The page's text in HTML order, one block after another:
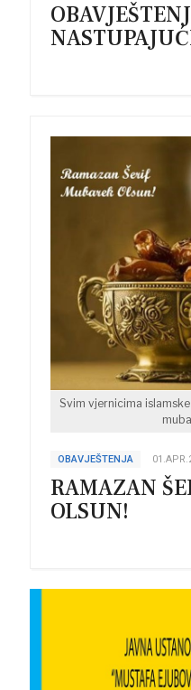
Svim vjernicima
OBAVJEŠTENJA
RAMAZAN
OLSUN!